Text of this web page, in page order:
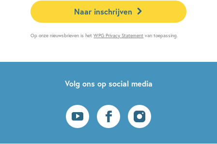
Naar inschrijven
Op onze nieuwsbrieven is hetWPG Privacy Statement van toepassing.
Volg ons op social media